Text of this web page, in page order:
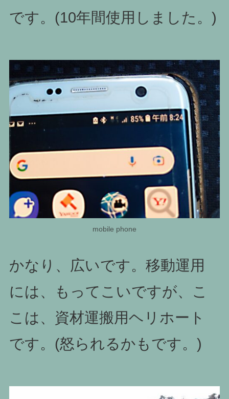
です。(10年間使用しました。)
mobile phone
かなり、広いです。移動運用
には、もってこいですが、こ
こは、資材運搬用ヘリホート
です。(怒られるかもです。)